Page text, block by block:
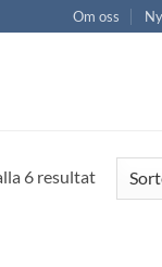
Om oss
6 resultatSortera
efter